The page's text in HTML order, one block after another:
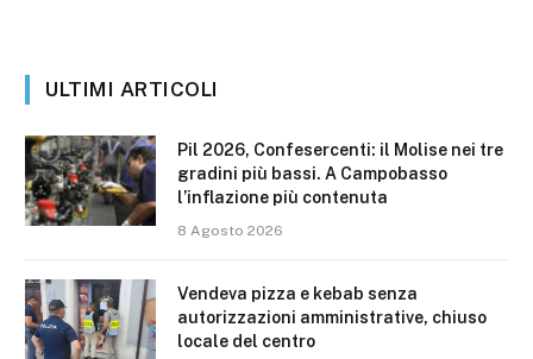
ULTIMI ARTICOLI
Pil 2026, Confesercenti: il Molise nei tre
gradini più bassi. A Campobasso
l’inflazione più contenuta
8 Agosto 2026
Vendeva pizza e kebab senza
autorizzazioni amministrative, chiuso
locale del centro